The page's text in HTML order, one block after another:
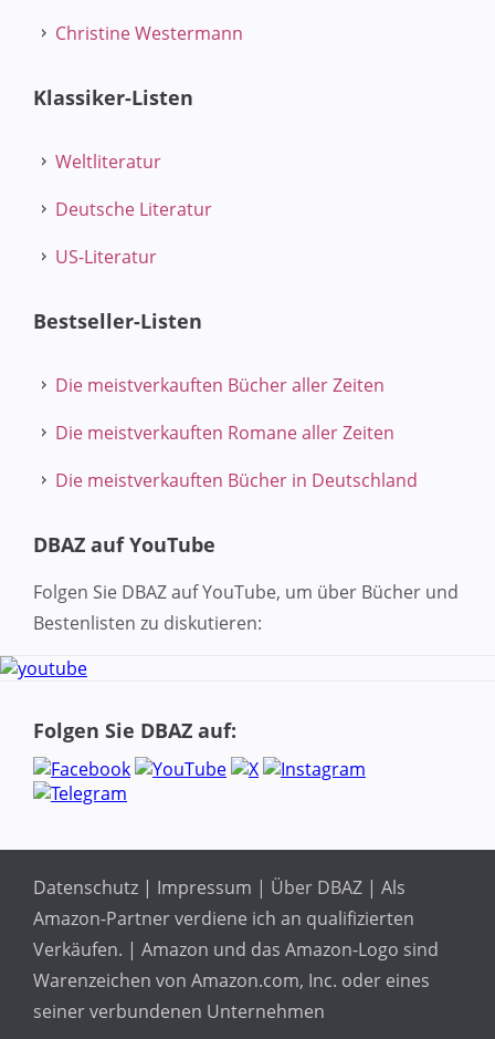
Christine Westermann
Klassiker-Listen
Weltliteratur
Deutsche Literatur
US-Literatur
Bestseller-Listen
Die meistverkauften Bücher aller Zeiten
Die meistverkauften Romane aller Zeiten
Die meistverkauften Bücher in Deutschland
DBAZ auf YouTube
Folgen Sie DBAZ auf YouTube, um über Bücher und
Bestenlisten zu diskutieren:
Folgen Sie DBAZ auf:
Datenschutz | Impressum | Über DBAZ | Als
Amazon-Partner verdiene ich an qualifizierten
Verkäufen. | Amazon und das Amazon-Logo sind
Warenzeichen von Amazon.com, Inc. oder eines
seiner verbundenen Unternehmen